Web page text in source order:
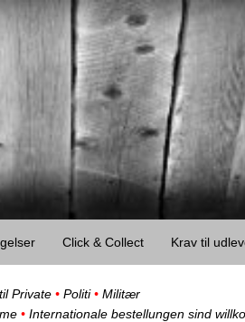
Click & Collect Krav til
Private •Politi•Militær
•Internationale bestellungen sind